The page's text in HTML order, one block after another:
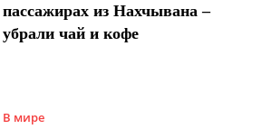
пассажирах из Нахчывана –
убрали чай и кофе
В мире